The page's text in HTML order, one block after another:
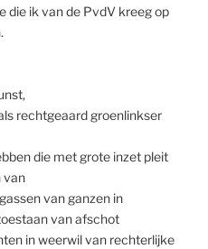
die ik van de PvdV kreeg op
rechtgeaard groenlinkser
die met grote inzet pleit
van
van ganzen in
van afschot
in weerwil van rechterlijke